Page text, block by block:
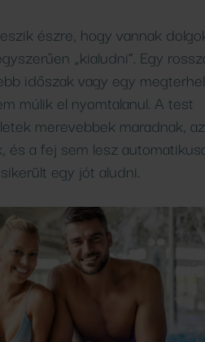
észre, hogy vannak
„kialudni”. Egy
időszak vagy egy
múlik el nyomtalanul. A test
merevebbek maradnak, az
és a fej sem lesz
egy jót aludni.